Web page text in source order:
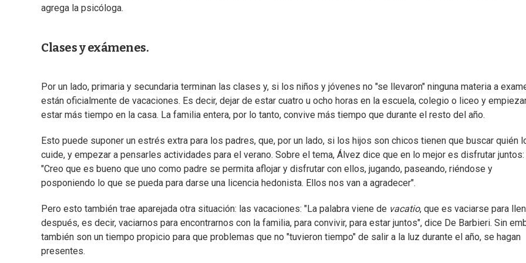
agrega la psicóloga.
Clases y exámenes.
Por un lado, primaria y secundaria terminan las clases y, si los niños y jóvenes no "se llevaron" ninguna materia a
están oficialmente de vacaciones. Es decir, dejar de estar cuatro u ocho horas en la escuela, colegio o liceo y
estar más tiempo en la casa. La familia entera, por lo tanto, convive más tiempo que durante el resto del año.
Esto puede suponer un estrés extra para los padres, que, por un lado, si los hijos son chicos tienen que buscar quién
cuide, y empezar a pensarles actividades para el verano. Sobre el tema, Álvez dice que en lo mejor es disfrutar juntos:
"Creo que es bueno que uno como padre se permita aflojar y disfrutar con ellos, jugando, paseando, riéndose y
posponiendo lo que se pueda para darse una licencia hedonista. Ellos nos van a agradecer".
Pero esto también trae aparejada otra situación: las vacaciones: "La palabra viene de vacatio, que es vaciarse para
después, es decir, vaciarnos para encontrarnos con la familia, para convivir, para estar juntos", dice De Barbieri. Sin
también son un tiempo propicio para que problemas que no "tuvieron tiempo" de salir a la luz durante el año, se hagan
presentes.